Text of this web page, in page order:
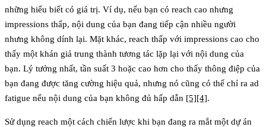
những hiểu biết có giá trị. Ví dụ, nếu bạn có reach cao nhưng
impressions thấp, nội dung của bạn đang tiếp cận nhiều người
nhưng không dính lại. Mặt khác, reach thấp với impressions cao cho
thấy một khán giả trung thành tương tác lặp lại với nội dung của
bạn. Lý tưởng nhất, tần suất 3 hoặc cao hơn cho thấy thông điệp của
bạn đang được tăng cường hiệu quả, nhưng nó cũng có thể chỉ ra ad
fatigue nếu nội dung của bạn không đủ hấp dẫn [5][4].
Sử dụng reach một cách chiến lược khi bạn đang ra mắt một dự án